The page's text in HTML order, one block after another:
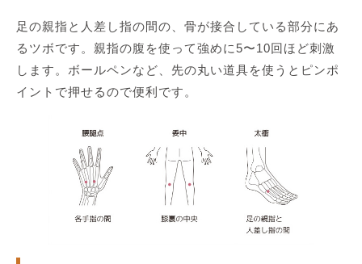
足の親指と人差し指の間の、骨が接合している部分にあ
るツボです。親指の腹を使って強めに5〜10回ほど刺激
します。ボールペンなど、先の丸い道具を使うとピンポ
イントで押せるので便利です。